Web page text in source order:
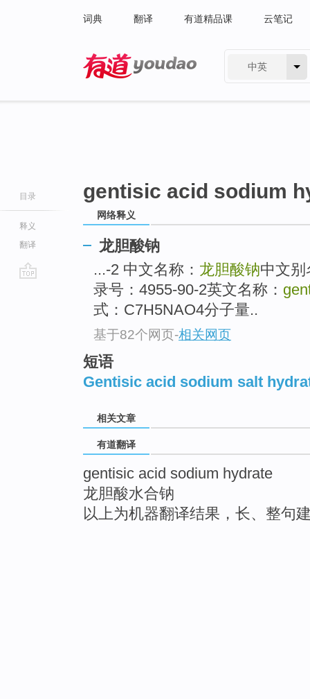
词典 翻译 有道精品课 云笔记
中英
目录
释义
翻译
gentisic acid sodium
网络释义
龙胆酸钠
...-2 中文名称： 龙胆酸钠中文
录号：4955-90-2英文名称：
式：C7H5NAO4分子量..
基于82个网页-相关网页
短语
Gentisic acid sodium salt
相关文章
有道翻译
gentisic acid sodium hydrate
龙胆酸水合钠
以上为机器翻译结果，长、整句